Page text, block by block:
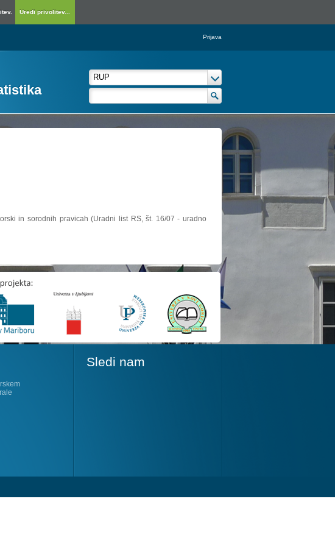
Uredi privolitev...
Prijava
in sorodnih pravicah (Uradni list RS, št. 16/07 - uradno
Sledi nam